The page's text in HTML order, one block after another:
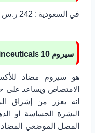
في السعودية : 242 ر.س تقريبا.
سيروم 10 فيتامين سي
هو سيروم مضاد
الامتصاص ويساعد على
انه يعزز من إشراق
البشرة الحساسة أو
المصل الموضعي